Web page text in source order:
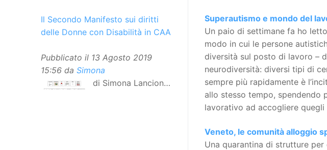
Superautismo e mondo del
Un paio di settimane fa ho
modo in cui le persone
diversità sul posto di lavoro –
neurodiversità: diversi tipi di
sempre più rapidamente è
allo stesso tempo, spendendo
lavorativo ad accogliere
Veneto, le comunità alloggio
Una quarantina di strutture
Il Secondo Manifesto sui diritti
delle Donne con Disabilità in CAA
Pubblicato il 13 Agosto 2019
15:56 da Simona
di Simona Lancioni,